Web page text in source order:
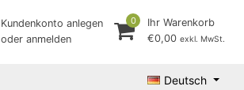
Kundenkonto anlegen
oder anmelden
0
Ihr Warenkorb
€0,00 exkl. MwSt.
Deutsch